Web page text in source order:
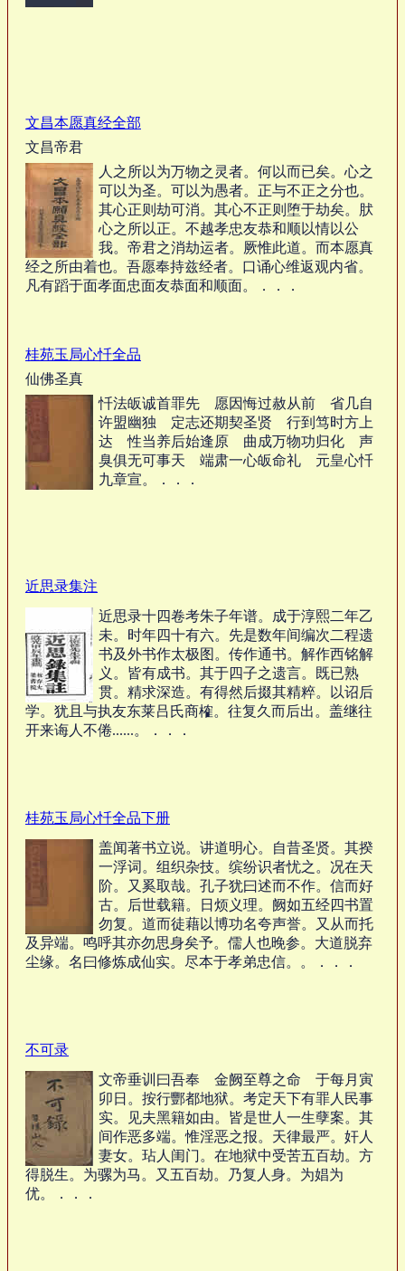
文昌本愿真经全部
文昌帝君
人之所以为万物之灵者。何以而已矣。心之
可以为圣。可以为愚者。正与不正之分也。
其心正则劫可消。其心不正则堕于劫矣。肰
心之所以正。不越孝忠友恭和顺以情以公
我。帝君之消劫运者。厥惟此道。而本愿真
经之所由着也。吾愿奉持兹经者。口诵心维返观内省。
凡有蹈于面孝面忠面友恭面和顺面。．．．
桂苑玉局心忏全品
仙佛圣真
忏法皈诚首罪先 愿因悔过赦从前 省几自
许盟幽独 定志还期契圣贤 行到笃时方上
达 性当养后始逢原 曲成万物功归化 声
臭俱无可事天 端肃一心皈命礼 元皇心忏
九章宣。．．．
近思录集注
近思录十四卷考朱子年谱。成于淳熙二年乙
未。时年四十有六。先是数年间编次二程遗
书及外书作太极图。传作通书。解作西铭解
义。皆有成书。其于四子之遗言。既已熟
贯。精求深造。有得然后掇其精粹。以诏后
学。犹且与执友东莱吕氏商榷。往复久而后出。盖继往
开来诲人不倦......。．．．
桂苑玉局心忏全品下册
盖闻著书立说。讲道明心。自昔圣贤。其揆
一浮词。组织杂技。缤纷识者忧之。况在天
阶。又奚取哉。孔子犹曰述而不作。信而好
古。后世载籍。日烦义理。阙如五经四书置
勿复。道而徒藉以博功名夸声誉。又从而托
及异端。鸣呼其亦勿思身矣予。儒人也晚参。大道脱弃
尘缘。名曰修炼成仙实。尽本于孝弟忠信。。．．．
不可录
文帝垂训曰吾奉 金阙至尊之命 于每月寅
卯日。按行酆都地狱。考定天下有罪人民事
实。见夫黑籍如由。皆是世人一生孽案。其
间作恶多端。惟淫恶之报。天律最严。奸人
妻女。玷人闺门。在地狱中受苦五百劫。方
得脱生。为骡为马。又五百劫。乃复人身。为娼为
优。．．．